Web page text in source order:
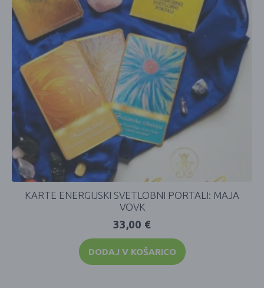
KARTE ENERGIJSKI SVETLOBNI PORTALI: MAJA
VOVK
33,00 €
DODAJ V KOŠARICO